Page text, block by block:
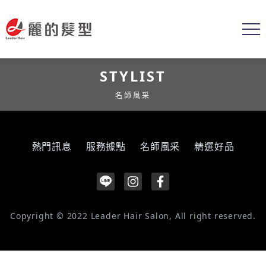
STYLIST
名師風采
熱門訊息 服務據點 名師風采 精選好品
Copyright © 2022 Leader Hair Salon, All right reserved.